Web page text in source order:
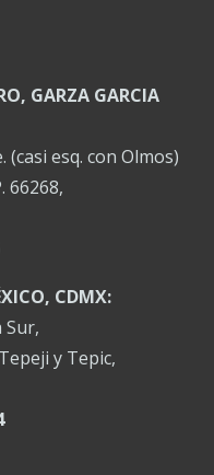
GARZA GARCIA
(casi esq. con Olmos)
66268,
CDMX:
Sur,
y Tepic,